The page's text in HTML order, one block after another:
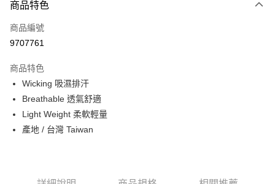
信用卡一次付款
LINE Pay
ATM付款
運送方式
宅配
商品特色
商品編號
9707761
商品特色
Wicking 吸濕排汗
Breathable 透氣舒適
Light Weight 柔軟輕量
產地 / 台灣 Taiwan